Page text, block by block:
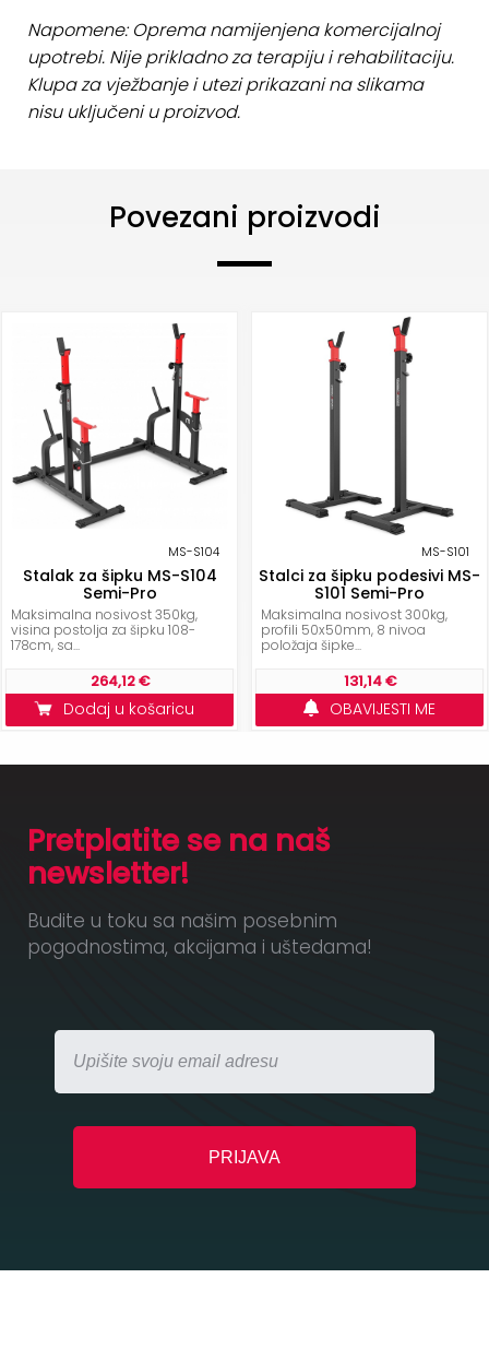
Napomene: Oprema namijenjena komercijalnoj
upotrebi. Nije prikladno za terapiju i rehabilitaciju.
Klupa za vježbanje i utezi prikazani na slikama
nisu uključeni u proizvod.
Povezani proizvodi
MS-S104
Stalak za šipku MS-S104
Semi-Pro
Maksimalna nosivost 350kg,
visina postolja za šipku 108-
178cm, sa...
264,12 €
Dodaj u košaricu
MS-S101
Stalci za šipku podesivi MS-
S101 Semi-Pro
Maksimalna nosivost 300kg,
profili 50x50mm, 8 nivoa
položaja šipke...
131,14 €
OBAVIJESTI ME
Pretplatite se na naš
newsletter!
Budite u toku sa našim posebnim
pogodnostima, akcijama i uštedama!